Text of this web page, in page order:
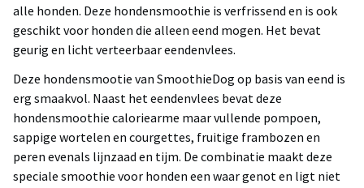
alle honden. Deze hondensmoothie is verfrissend en is ook
geschikt voor honden die alleen eend mogen. Het bevat
geurig en licht verteerbaar eendenvlees.
Deze hondensmootie van SmoothieDog op basis van eend is
erg smaakvol. Naast het eendenvlees bevat deze
hondensmoothie caloriearme maar vullende pompoen,
sappige wortelen en courgettes, fruitige frambozen en
peren evenals lijnzaad en tijm. De combinatie maakt deze
speciale smoothie voor honden een waar genot en ligt niet